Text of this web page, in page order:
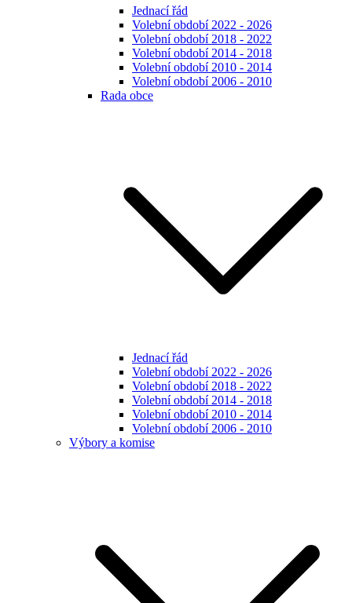
Jednací řád
Volební období 2022 - 2026
Volební období 2018 - 2022
Volební období 2014 - 2018
Volební období 2010 - 2014
Volební období 2006 - 2010
Rada obce
Jednací řád
Volební období 2022 - 2026
Volební období 2018 - 2022
Volební období 2014 - 2018
Volební období 2010 - 2014
Volební období 2006 - 2010
Výbory a komise